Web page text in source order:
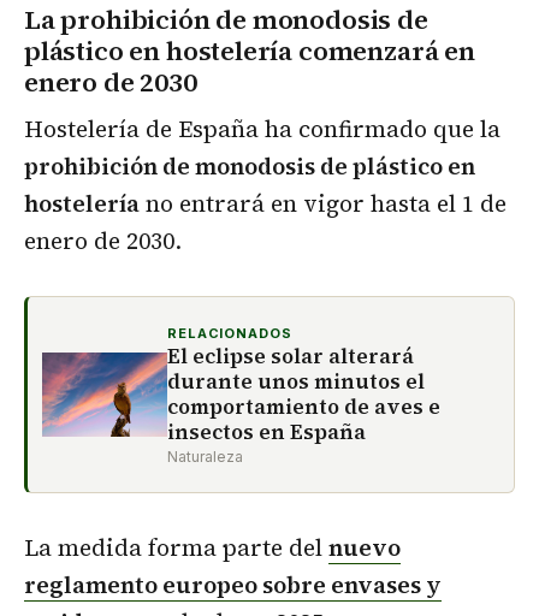
La prohibición de monodosis de
plástico en hostelería comenzará en
enero de 2030
Hostelería de España ha confirmado que la
prohibición de monodosis de plástico en
hosteleríano entrará en vigor hasta el 1 de
enero de 2030.
RELACIONADOS
El eclipse solar alterará
durante unos minutos el
comportamiento de aves e
insectos en España
Naturaleza
La medida forma parte delnuevo
reglamento europeo sobre envases y